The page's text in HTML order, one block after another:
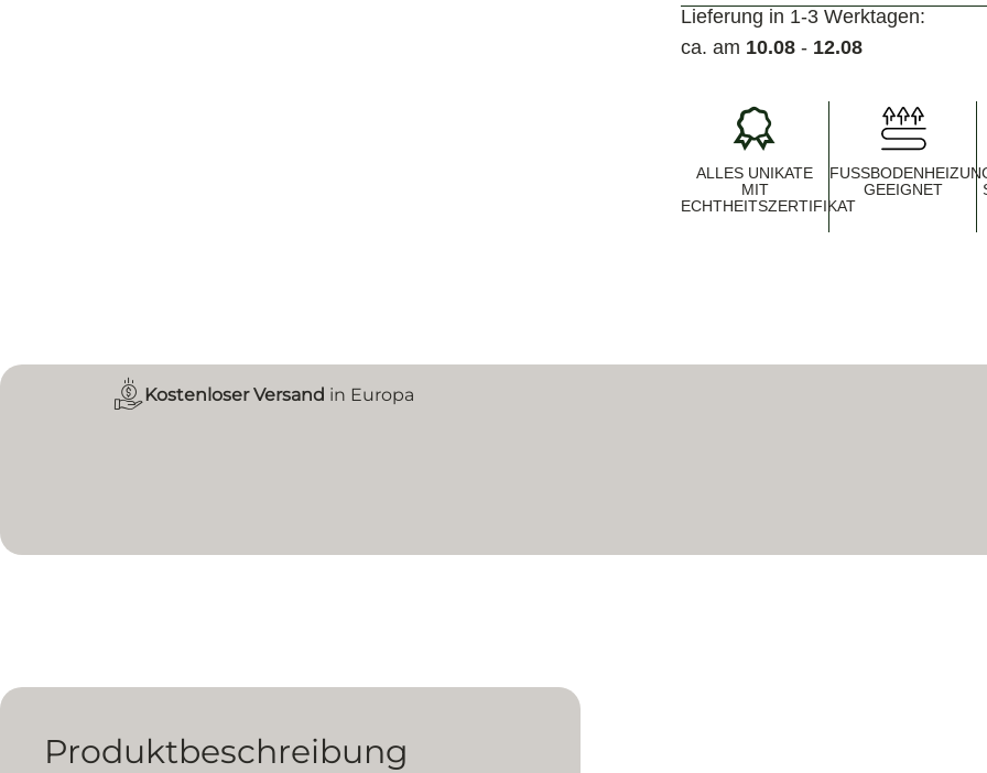
Lieferung in 1-3 Werktagen:
ca. am 10.08 - 12.08
ALLES UNIKATE
MIT
ECHTHEITSZERTIFIKAT
FUSSBODENHEIZUNG
EEIGNET
Kostenloser Versand in Europa
Produktbeschreibung